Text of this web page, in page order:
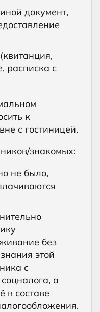
документ,
расписка с
к
с гостиницей.
знакомых:
не было,
без
этой
с
а
в составе